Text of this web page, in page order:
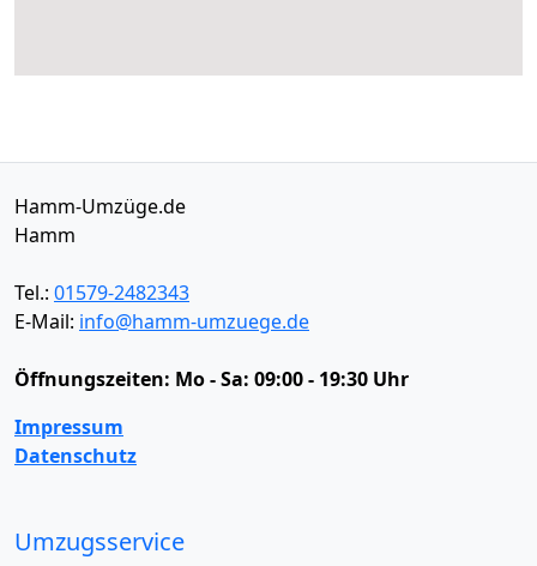
Hamm-Umzüge.de
Hamm
Tel.: 01579-2482343
E-Mail: info@hamm-umzuege.de
Öffnungszeiten: Mo - Sa: 09:00 - 19:30 Uhr
Impressum
Datenschutz
Umzugsservice